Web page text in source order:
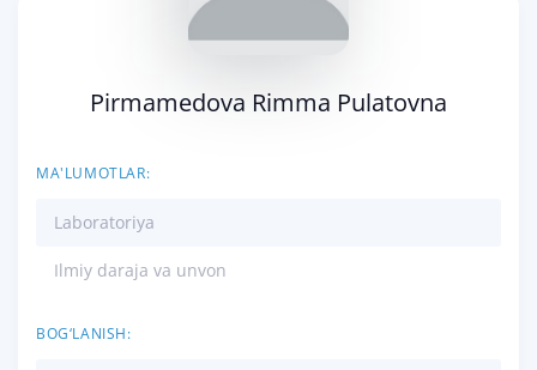
Pirmamedova Rimma Pulatovna
MA'LUMOTLAR:
Laboratoriya
Ilmiy daraja va unvon
BOG‘LANISH: